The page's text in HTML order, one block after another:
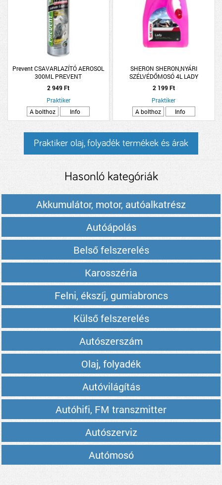
Prevent CSAVARLAZÍTÓ AEROSOL
300ML PREVENT
2 949 Ft
Praktiker
A bolthoz
Info
SHERON SHERON,NYÁRI
SZÉLVÉDŐMOSÓ 4L LADY
KIÖNTŐVEL PARFÜM ILLATTAL
2 199 Ft
Praktiker
A bolthoz
Info
Praktiker olaj, folyadék termékek és árak
Hasonló kategóriák
Akkumulátor, motor, autóalkatrész
Autóápolás
Belső felszerelés
Karosszéria
Felni, ékszíj, gumiabroncs
Külső felszerelés
Autószerszám
Olaj, folyadék
Autóvilágítás
Autóhifi, FM transzmitter
Autószerviz
Autómosó